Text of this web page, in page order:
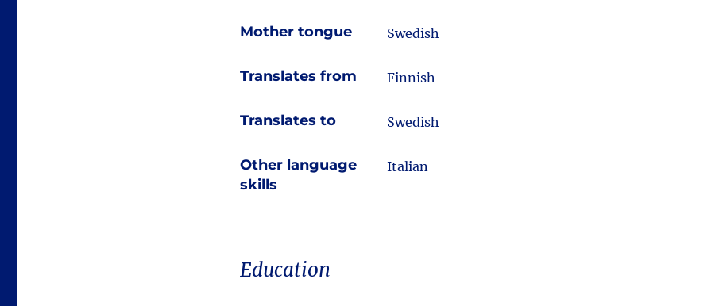
Mother tongue Swedish
Translates from Finnish
Translates to Swedish
Other language
skills
Italian
Education